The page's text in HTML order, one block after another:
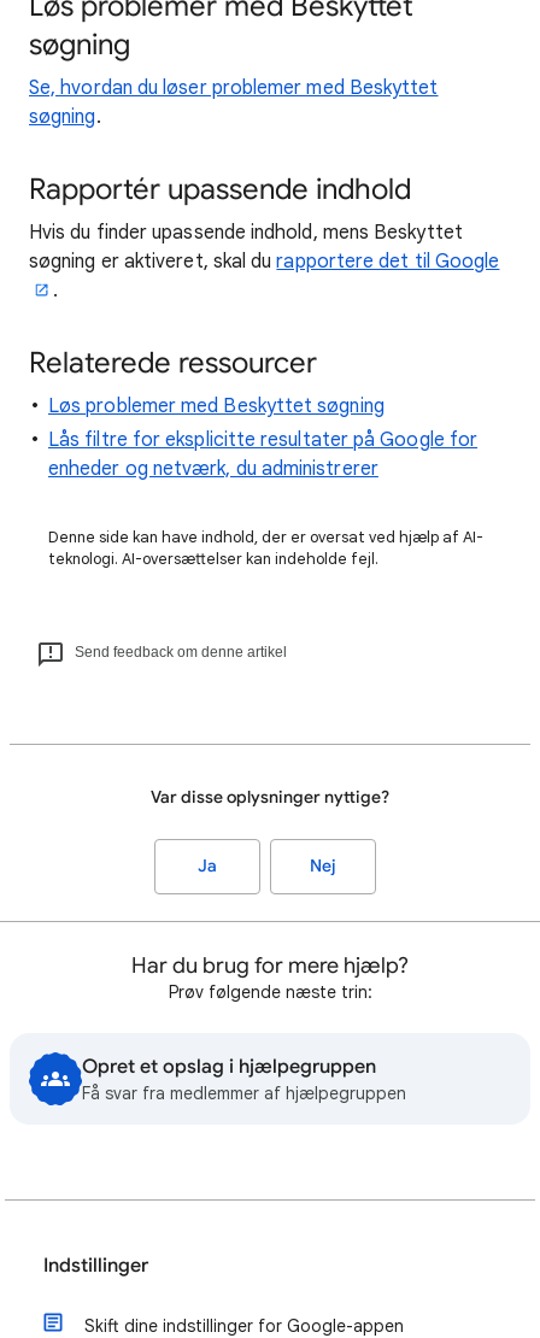
søgning
Se, hvordan du løser problemer med Beskyttet
søgning.
Rapportér upassende indhold
Hvis du finder upassende indhold, mens Beskyttet
søgning er aktiveret, skal durapportere det til Google
.
Relaterede ressourcer
Løs problemer med Beskyttet søgning
Lås filtre for eksplicitte resultater på Google for
enheder og netværk, du administrerer
Denne side kan have indhold, der er oversat ved hjælp af AI-
teknologi. AI-oversættelser kan indeholde fejl.
Send feedback om denne artikel
Var disse oplysninger nyttige?
Ja Nej
Har du brug for mere hjælp?
Prøv følgende næste trin:
Opret et opslag i hjælpegruppen
Få svar fra medlemmer af hjælpegruppen
Indstillinger
Skift dine indstillinger for Google-appen